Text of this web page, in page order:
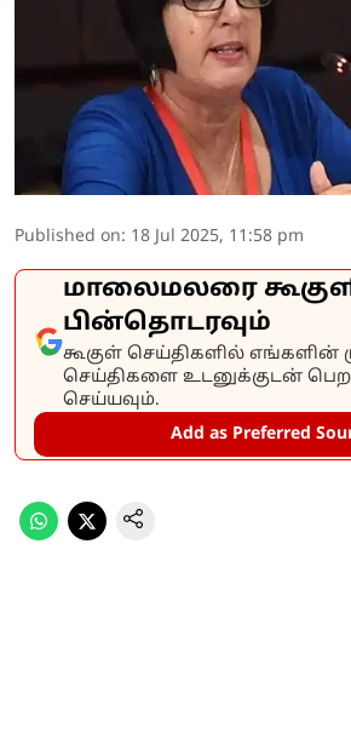
Published on: 18 Jul 2025, 11:58 pm
மாலைமலரை
பின்தொடரவும்
கூகுள் செய்திகளில் எங்களின்
செய்திகளை உடனுக்குடன் பெற
செய்யவும்.
Add as Preferred